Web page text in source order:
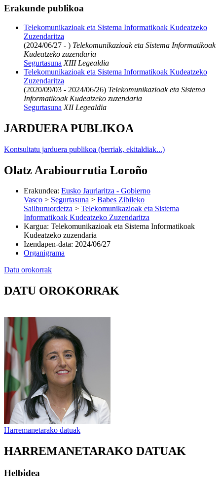
Erakunde publikoa
Telekomunikazioak eta Sistema Informatikoak Kudeatzeko
Zuzendaritza
(2024/06/27 - ) Telekomunikazioak eta Sistema Informatikoak
Kudeatzeko zuzendaria
Segurtasuna XIII Legealdia
Telekomunikazioak eta Sistema Informatikoak Kudeatzeko
Zuzendaritza
(2020/09/03 - 2024/06/26) Telekomunikazioak eta Sistema
Informatikoak Kudeatzeko zuzendaria
Segurtasuna XII Legealdia
JARDUERA PUBLIKOA
Kontsultatu jarduera publikoa (berriak, ekitaldiak...)
Olatz Arabiourrutia Loroño
Erakundea: Eusko Jaurlaritza - Gobierno
Vasco > Segurtasuna > Babes Zibileko
Sailburuordetza > Telekomunikazioak eta Sistema
Informatikoak Kudeatzeko Zuzendaritza
Kargua: Telekomunikazioak eta Sistema Informatikoak
Kudeatzeko zuzendaria
Izendapen-data: 2024/06/27
Organigrama
Datu orokorrak
DATU OROKORRAK
Harremanetarako datuak
HARREMANETARAKO DATUAK
Helbidea